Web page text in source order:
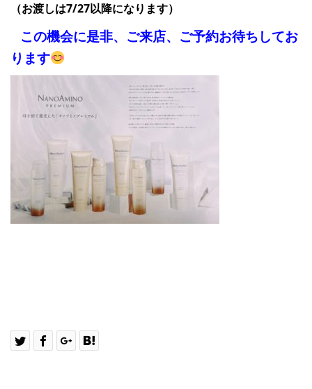
（お渡しは7/27以降になります）
この機会に是非、ご来店、ご予約お待ちしてお
ります